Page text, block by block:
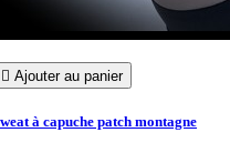
 Ajouter au panier
à capuche patch montagne